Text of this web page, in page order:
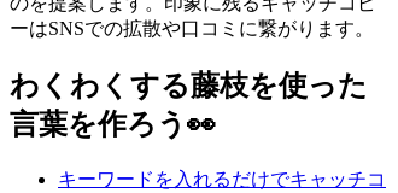
ーはSNSでの拡散や口コミに繋がります。
わくわくする藤枝を使った
言葉を作ろう👀
キーワードを入れるだけでキャッチコ